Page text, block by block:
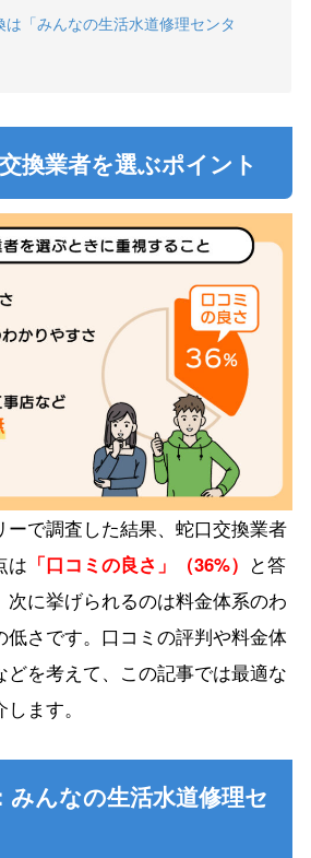
「みんなの生活水道修理センタ
換業者を選ぶポイント
ーで調査した結果、蛇口交換業者
は 「口コミの良さ」（36%） と答
次に挙げられるのは料金体系のわ
低さです。口コミの評判や料金体
どを考えて、この記事では最適な
ます。
みんなの生活水道修理セ